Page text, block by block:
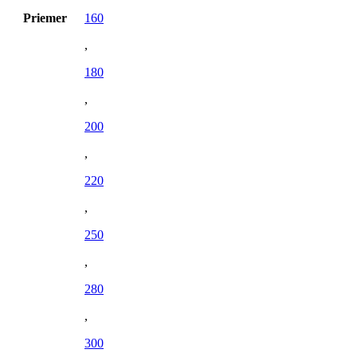
Priemer
160
,
180
,
200
,
220
,
250
,
280
,
300